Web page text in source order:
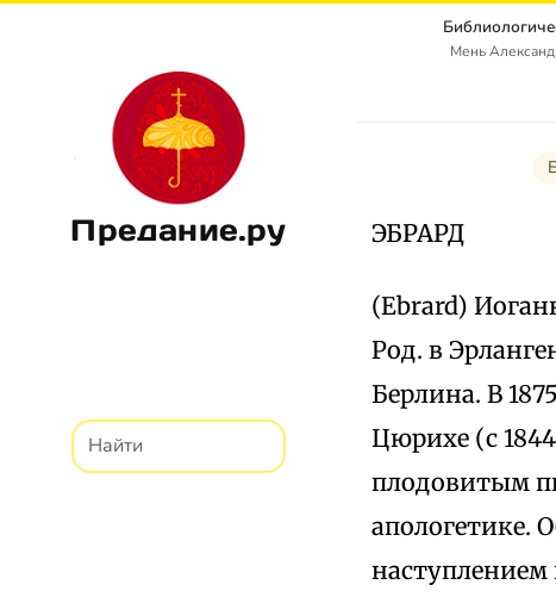
Предание.ру
Мень
ЭБРАРД
(Ebrard)
Род. в
Берлина. В
Цюрихе (c
плодовитым
апологетике.
наступлением